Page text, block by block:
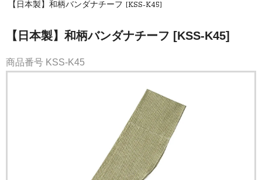
【日本製】和柄バンダナチーフ [KSS-K45]
【日本製】和柄バンダナチーフ [KSS-K45]
商品番号 KSS-K45